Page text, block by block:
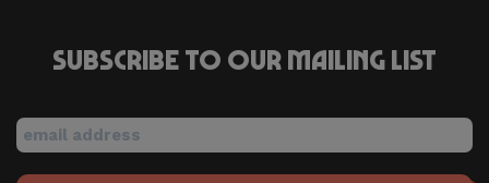
Subscribe to our mailing list